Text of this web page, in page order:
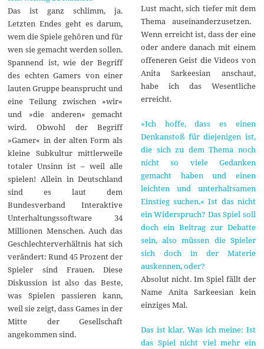
Das ist ganz schlimm, ja.
Letzten Endes geht es darum,
wem die Spiele gehören und für
wen sie gemacht werden sollen.
Spannend ist, wie der Begriff
des echten Gamers von einer
lauten Gruppe beansprucht und
eine Teilung zwischen »wir«
und »die anderen« gemacht
wird. Obwohl der Begriff
»Gamer« in der alten Form als
kleine Subkultur mittlerweile
totaler Unsinn ist – weil alle
spielen! Allein in Deutschland
sind es laut dem
Bundesverband Interaktive
Unterhaltungssoftware 34
Millionen Menschen. Auch das
Geschlechterverhältnis hat sich
verändert: Rund 45 Prozent der
Spieler sind Frauen. Diese
Diskussion ist also das Beste,
was Spielen passieren kann,
weil sie zeigt, dass Games in der
Mitte der Gesellschaft
angekommen sind.
Lust macht, sich tiefer mit dem
Thema auseinanderzusetzen.
Wenn erreicht ist, dass der eine
oder andere danach mit einem
offeneren Geist die Videos von
Anita Sarkeesian anschaut,
habe ich das Wesentliche
erreicht.
»Ich hoffe, dass es einen
Denkanstoß für diejenigen ist,
die sich zu dem Thema noch
nicht so viele Gedanken
gemacht haben und einen
leichten und unterhaltsamen
Einstieg suchen.« Ist das nicht
ein Widerspruch? Das Spiel soll
doch ein Beitrag zur Debatte
sein, also müssen die Spieler
sich doch in der Materie
auskennen, oder?
Absolut nicht. Im Spiel fällt der
Name Anita Sarkeesian kein
einziges Mal.
Das ist klar. Was ich meine: Ist
das Spiel nicht viel mehr ein